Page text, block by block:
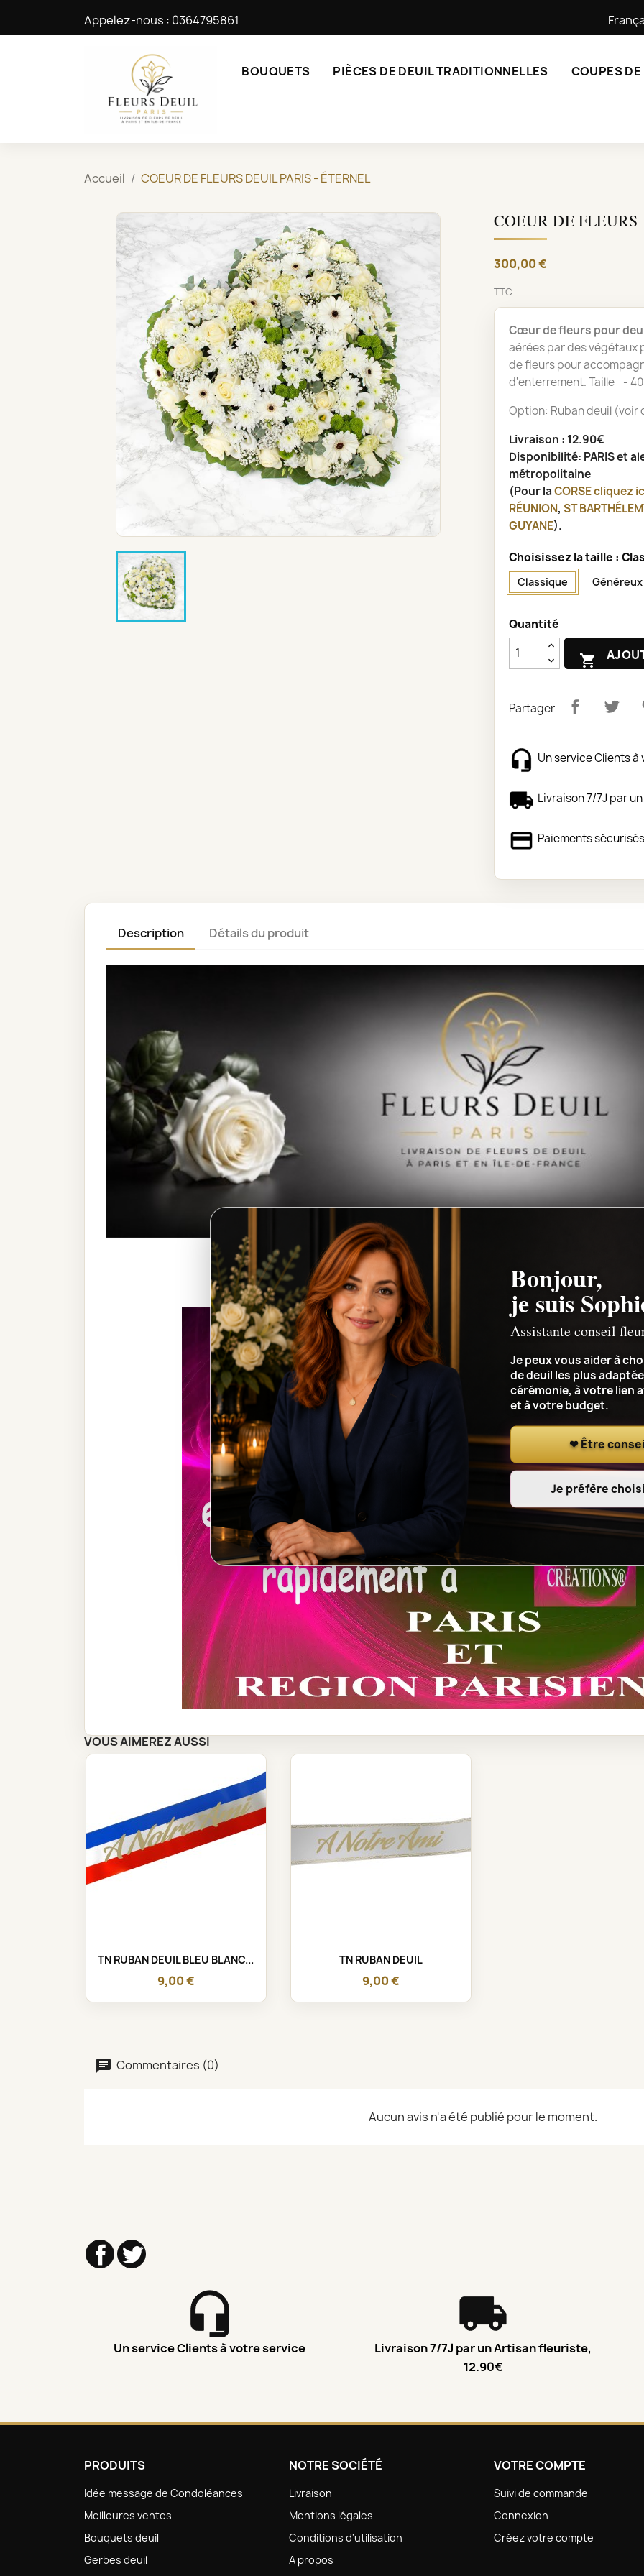
Appelez-nous : 0364795861
BOUQUETS PIÈCES DE DEUIL TRADITIONNELLES COUPES
Accueil COEUR DE FLEURS DEUIL PARIS - ÉTERNEL
COEUR DE
300,00 €
TTC
Cœur de fleurs pour
aérées par des végétaux
de fleurs pour
d'enterrement. Taille +-
Option: Ruban deuil (voir
Livraison : 12.90€
Disponibilité: PARIS et
métropolitaine
(Pour laCORSEcliquez
RÉUNION, ST
GUYANE).
Choisissez la taille :
Classique
Quantité

Partager
Un service Clients
Livraison 7/7J par
Paiements
Description Détails du produit
Découvrez le site de notre Partenaire
PLAQUES FUNERAIRE STORE
VOUS AIMEREZ AUSSI

TN RUBAN DEUIL BLEU BLANC...
9,00 €

TN RUBAN DEUIL
9,00 €
Commentaires (0)
Aucun avis n'a été publié pour le moment.
FacebookTwitter
Un service Clients à votre service
Livraison 7/7J par un Artisan fleuriste,
12.90€
PRODUITS
Idée message de Condoléances
Meilleures ventes
Bouquets deuil
Gerbes deuil
NOTRE SOCIÉTÉ
Livraison
Mentions légales
Conditions d'utilisation
A propos
VOTRE COMPTE
Suivi de commande
Connexion
Créez votre compte
Bonjour,
je suis
Assistante conseil
Je peux vous aider à
de deuil les plus
cérémonie, à votre lien
et à votre budget.
❤ Être
Je préfère